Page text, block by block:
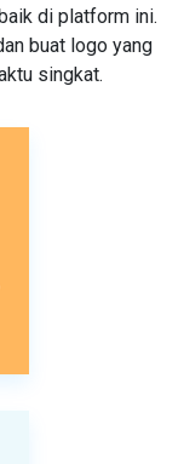
di platform ini.
buat logo yang
singkat.